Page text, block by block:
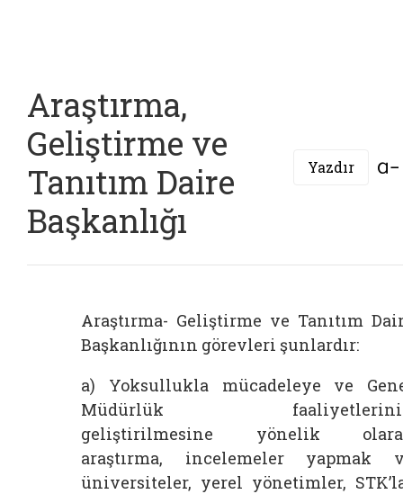
Araştırma,
Geliştirme ve
Tanıtım Daire
Başkanlığı
Yazdır
Araştırma- Geliştirme ve Tanıtım
Başkanlığının görevleri şunlardır:
a) Yoksullukla mücadeleye ve
Müdürlük
geliştirilmesine yönelik
araştırma, incelemeler yapmak
üniversiteler, yerel yönetimler,